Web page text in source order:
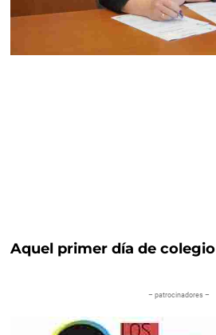
Aquel primer día de colegio
– patrocinadores –